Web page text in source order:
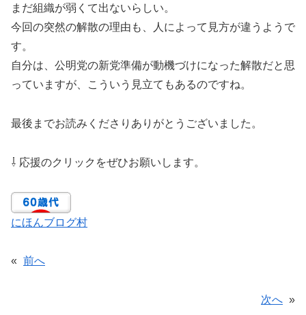
まだ組織が弱くて出ないらしい。
今回の突然の解散の理由も、人によって見方が違うようで
す。
自分は、公明党の新党準備が動機づけになった解散だと思
っていますが、こういう見立てもあるのですね。
最後までお読みくださりありがとうございました。
⇩ 応援のクリックをぜひお願いします。
にほんブログ村
« 前へ
次へ »